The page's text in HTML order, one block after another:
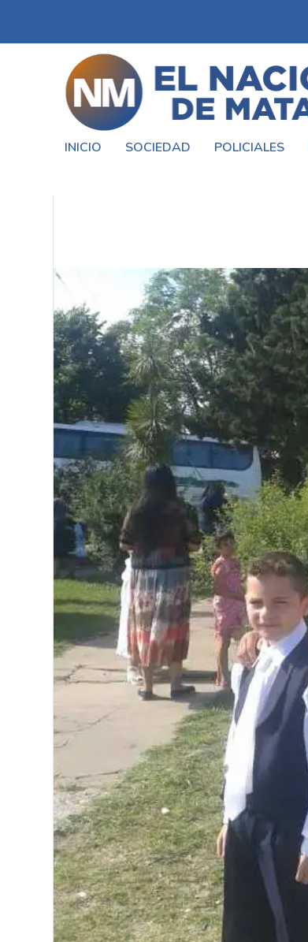
INICIO SOCIEDAD POLICIALES